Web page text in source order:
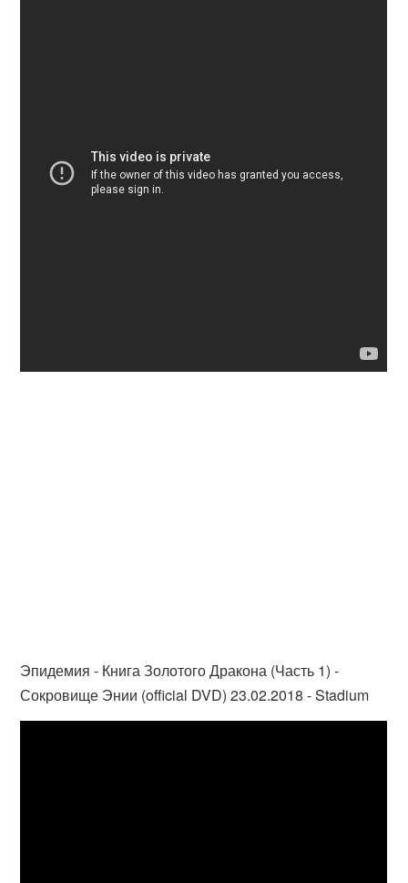
Эпидемия - Книга Золотого Дракона (Часть 1) -
Сокровище Энии (official DVD) 23.02.2018 - Stadium